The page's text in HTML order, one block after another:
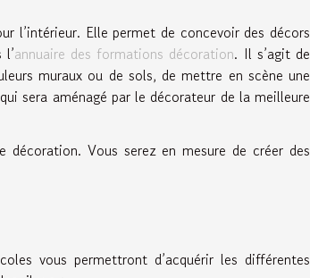
l’intérieur. Elle permet de concevoir des décors
annuaire des formations décoration. Il s’agit de
muraux ou de sols, de mettre en scène une
sera aménagé par le décorateur de la meilleure
décoration. Vous serez en mesure de créer des
vous permettront d’acquérir les différentes